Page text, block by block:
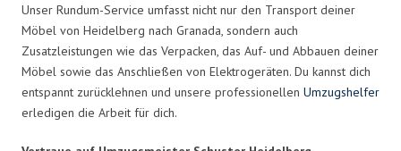
Unser Rundum-Service umfasst nicht nur den Transport deiner
Möbel von Heidelberg nach Granada, sondern auch
Zusatzleistungen wie das Verpacken, das Auf- und Abbauen deiner
Möbel sowie das Anschließen von Elektrogeräten. Du kannst dich
entspannt zurücklehnen und unsere professionellen Umzugshelfer
erledigen die Arbeit für dich.